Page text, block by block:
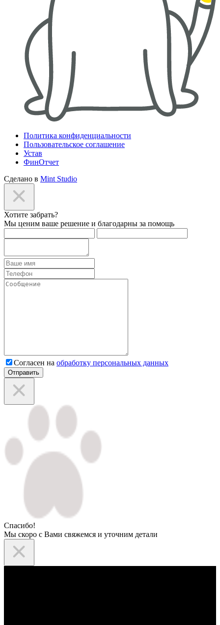
Политика конфиденциальности
Пользовательское соглашение
Устав
ФинОтчет
Сделано в Mint Studio
Хотите забрать?
Мы ценим ваше решение и благодарны за помощь
Согласен на обработку персональных данных
Отправить
Спасибо!
Мы скоро с Вами свяжемся и уточним детали